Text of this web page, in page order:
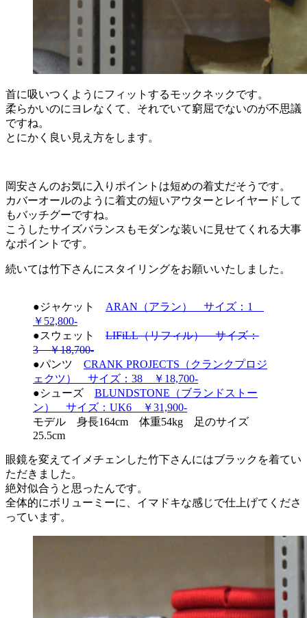
首に吸いつくようにフィットするモックネックです。
柔らかいのにヨレなくて、それでいて窮屈でないのが不思議
ですね。
とにかく良い見え方をします。
岡安さんのお気に入りポイントは短めの着丈だそうです。
カバーオールのように着丈の短いアウターとレイヤードして
もバッチグーですね。
こうしたサイズバランスもモダンな装いに見せてくれる大事
なポイントです。
続いては竹下さんにスタイリングをお願いいたしました。
●ジャケット ARAN（アラン） サイズ：1
￥52,800-
●スウェット LIFiLL（リフィル） サイズ：
3 ￥18,700-
●パンツ CRANK PROJECTS（クランクプロジ
ェクツ） サイズ：38 ￥18,700-
●シューズ BLUNDSTONE（ブランドストー
ン） サイズ：UK6 ￥31,900-
モデル 身長164cm 体重54kg 足のサイズ
25.5cm
眼鏡を変えてイメチェンした竹下さんにはブラックを着てい
ただきました。
絶対似合うと思ったんです。
全体的にボリューミーに、イマドキな感じで仕上げてくださ
っています。